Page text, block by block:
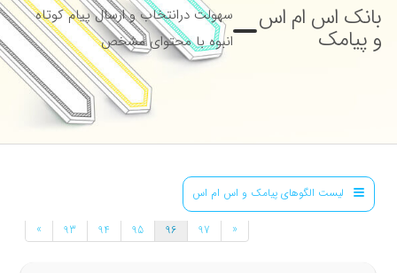
بانک اس ام اس
و پیامک
سهولت درانتخاب و ارسال پیام کوتاه
انبوه با محتوای مشخص
لیست الگوهای پیامک و اس ام اس
» 93 94 95 96 97 «